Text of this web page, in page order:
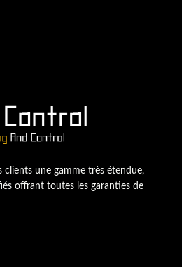
clients une gamme très étendue,
offrant toutes les garanties de